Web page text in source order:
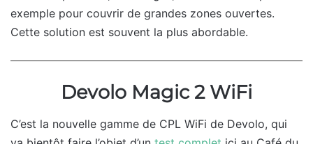
exemple pour couvrir de grandes zones ouvertes.
Cette solution est souvent la plus abordable.
Devolo Magic 2 WiFi
C’est la nouvelle gamme de CPL WiFi de Devolo, qui